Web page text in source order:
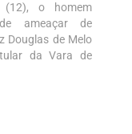
(12), o homem
ameaçar de
Douglas de Melo
da Vara de